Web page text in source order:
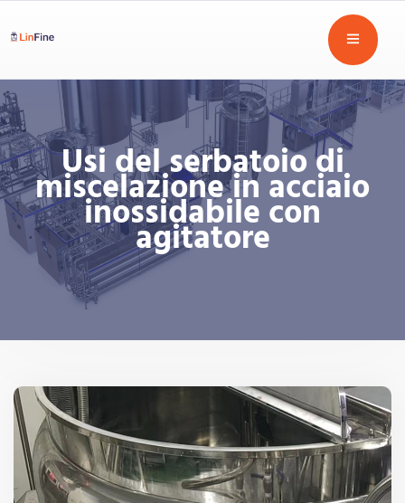
Usi del serbatoio di
miscelazione in acciaio
inossidabile con
agitatore